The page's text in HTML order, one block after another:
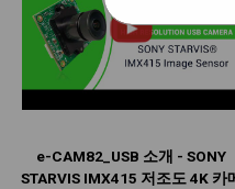
e-CAM82_USB 소개 - SONY
STARVIS IMX415 저조도 4K 카